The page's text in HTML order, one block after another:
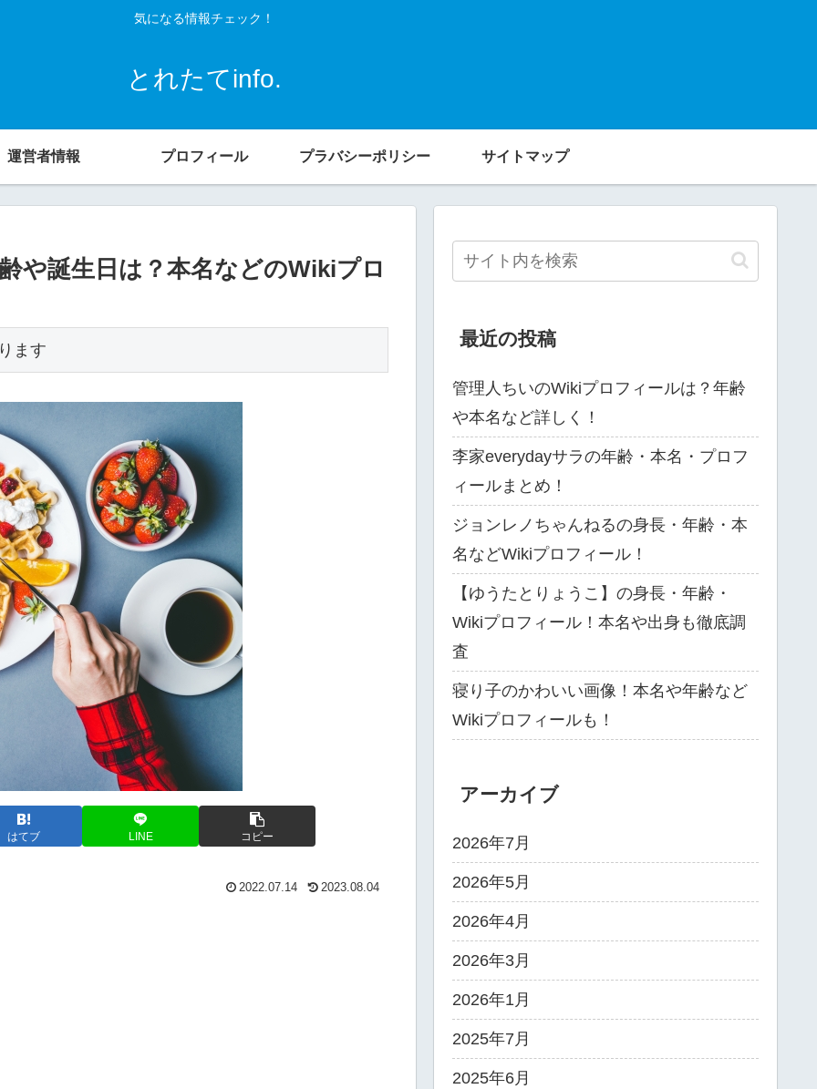
気になる情報チェック！
とれたてinfo.
運営者情報 プロフィール プラバシーポリシー サイトマップ
や誕生日は？本名などのWikiプロ
ます
はてブ LINE コピー
2022.07.14 2023.08.04
最近の投稿
管理人ちいのWikiプロフィールは？年齢
や本名など詳しく！
李家everydayサラの年齢・本名・プロフ
ィールまとめ！
ジョンレノちゃんねるの身長・年齢・本
名などWikiプロフィール！
【ゆうたとりょうこ】の身長・年齢・
Wikiプロフィール！本名や出身も徹底調
査
寝り子のかわいい画像！本名や年齢など
Wikiプロフィールも！
アーカイブ
2026年7月
2026年5月
2026年4月
2026年3月
2026年1月
2025年7月
2025年6月